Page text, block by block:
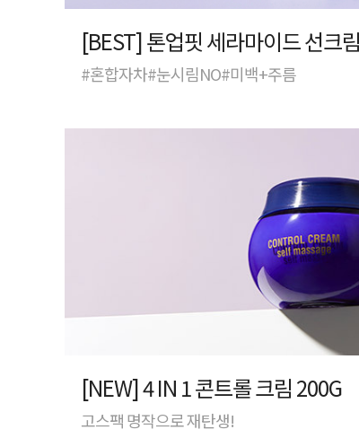
[BEST] 톤업핏 세라마이드 선크림
#혼합자차#눈시림NO#미백+주름
[NEW] 4 IN 1 콘트롤 크림 200G
고스팩 명작으로 재탄생!